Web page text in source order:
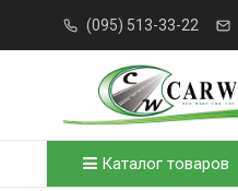
(095) 513-33-22
Каталог товаров